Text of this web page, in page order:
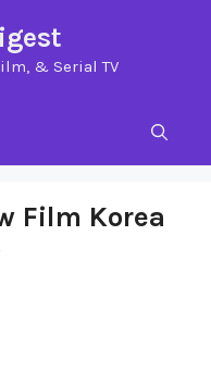
& Serial TV
Film Korea